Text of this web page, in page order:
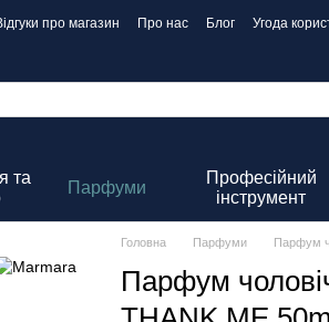
про магазин Про нас Блог
Угода
та
Парфуми
Професійний
інструмент
Головна Парфуми Парфум
Парфум